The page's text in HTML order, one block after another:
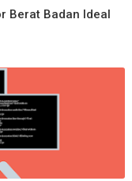
Berat Badan Ideal